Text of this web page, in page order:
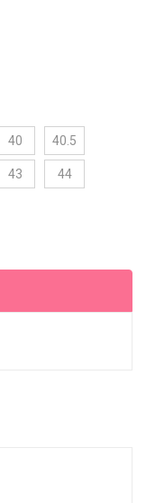
40 40.5
43 44